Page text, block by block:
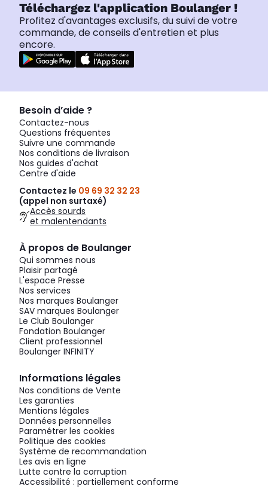
Téléchargez l'application Boulanger !
Profitez d'avantages exclusifs, du suivi de votre
commande, de conseils d'entretien et plus
encore.
Besoin d’aide ?
Contactez-nous
Questions fréquentes
Suivre une commande
Nos conditions de livraison
Nos guides d'achat
Centre d'aide
Contactez le 09 69 32 32 23
(appel non surtaxé)
Accès sourds
et malentendants
À propos de Boulanger
Qui sommes nous
Plaisir partagé
L'espace Presse
Nos services
Nos marques Boulanger
SAV marques Boulanger
Le Club Boulanger
Fondation Boulanger
Client professionnel
Boulanger INFINITY
Informations légales
Nos conditions de Vente
Les garanties
Mentions légales
Données personnelles
Paramétrer les cookies
Politique des cookies
Système de recommandation
Les avis en ligne
Lutte contre la corruption
Accessibilité : partiellement conforme